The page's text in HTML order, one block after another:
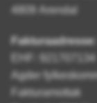
4809 Arendal
Fakturaadresse:
EHF: 921707134
Agder
Fakturamottak